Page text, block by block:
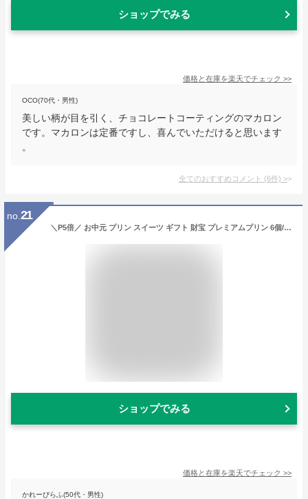
ショップでみる
価格と在庫を楽天でチェック >>
OCO(70代・男性)
美しい柄が目を引く、チョコレートコーティングのマカロン
です。マカロンは定番ですし、喜んでいただけると思います
。
全てのおすすめコメント (6件) >
no. 21
＼P5倍／ お中元 プリン スイーツ ギフト 財宝 プレミアムプリン 6個/4個 送料無料 お取り寄せ 楽天 夏ギフト 2026 御中元 誕生日 プレゼント 贈り物 内祝い お菓子 6種 チョコ 抹茶 紅はるか 安納芋 生キャラメル
ショップでみる
価格と在庫を楽天でチェック >>
かれーぴらふ(50代・男性)